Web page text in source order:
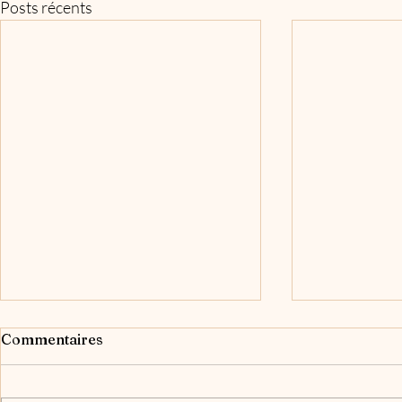
Posts récents
Commentaires